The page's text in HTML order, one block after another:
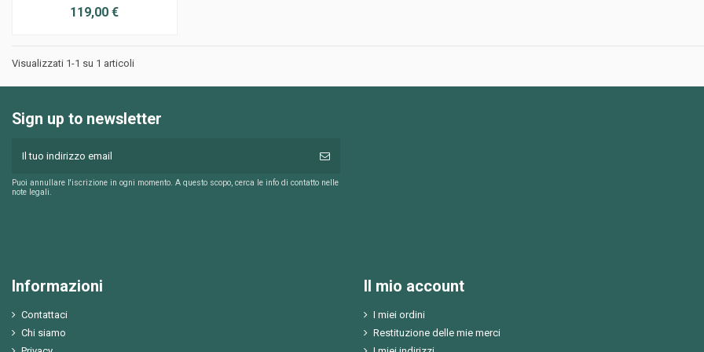
119,00 €
Visualizzati 1-1 su 1 articoli
Sign up to newsletter
Puoi annullare l'iscrizione in ogni momento. A questo scopo, cerca le info di contatto nelle
note legali.
Informazioni
Contattaci
Chi siamo
Il mio account
I miei ordini
Restituzione delle mie merci